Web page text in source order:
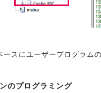
スにユーザープログラム
のプログラミング